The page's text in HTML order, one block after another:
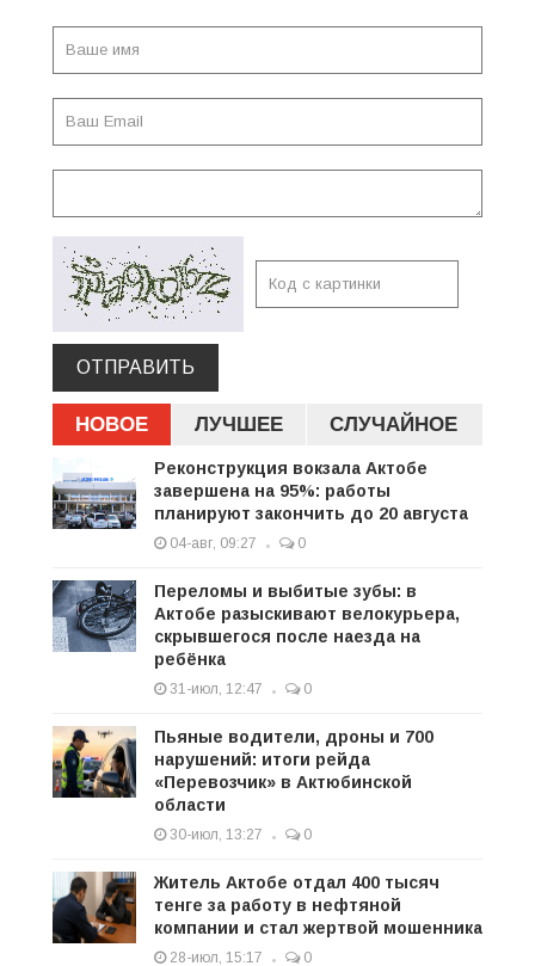
ОТПРАВИТЬ
НОВОЕ ЛУЧШЕЕ СЛУЧАЙНОЕ
Реконструкция вокзала Актобе
завершена на 95%: работы
планируют закончить до 20 августа
04-авг, 09:27 0
Переломы и выбитые зубы: в
Актобе разыскивают велокурьера,
скрывшегося после наезда на
ребёнка
31-июл, 12:47 0
Пьяные водители, дроны и 700
нарушений: итоги рейда
«Перевозчик» в Актюбинской
области
30-июл, 13:27 0
Житель Актобе отдал 400 тысяч
тенге за работу в нефтяной
компании и стал жертвой мошенника
28-июл, 15:17 0